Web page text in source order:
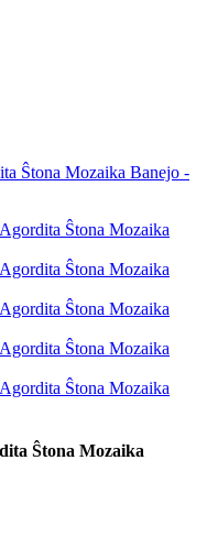
Ŝtona Mozaika